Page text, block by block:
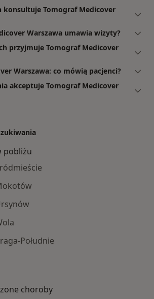
konsultuje Tomograf Medicover
Warszawa umawia wizyty?
przyjmuje Tomograf Medicover
Warszawa: co mówią pacjenci?
akceptuje Tomograf Medicover
pobliżu
Południe
choroby